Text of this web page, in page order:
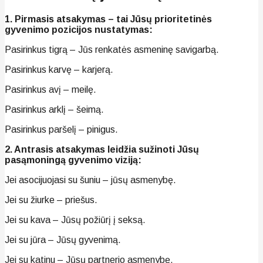
1. Pirmasis atsakymas – tai Jūsų prioritetinės
gyvenimo pozicijos nustatymas:
Pasirinkus tigrą – Jūs renkatės asmeninę savigarbą.
Pasirinkus karvę – karjerą.
Pasirinkus avį – meilę.
Pasirinkus arklį – šeimą.
Pasirinkus paršelį – pinigus.
2. Antrasis atsakymas leidžia sužinoti Jūsų
pasąmoningą gyvenimo viziją:
Jei asocijuojasi su šuniu – jūsų asmenybę.
Jei su žiurke – priešus.
Jei su kava – Jūsų požiūrį į seksą.
Jei su jūra – Jūsų gyvenimą.
Jei su katinu – Jūsų partnerio asmenybę.